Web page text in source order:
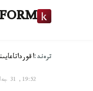
ترەند:اقوردا
19:52, 31 جەلتوقسان 2015